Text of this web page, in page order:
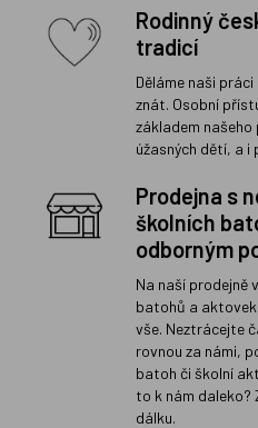
Rodinný
tradicí
Děláme naši
znát. Osobní
základem
úžasných dětí, a i
Prodejna s
školních
odborným
Na naší prodejně
batohů a aktovek
vše. Neztrácejte
rovnou za námi,
batoh či školní
to k nám daleko?
dálku.